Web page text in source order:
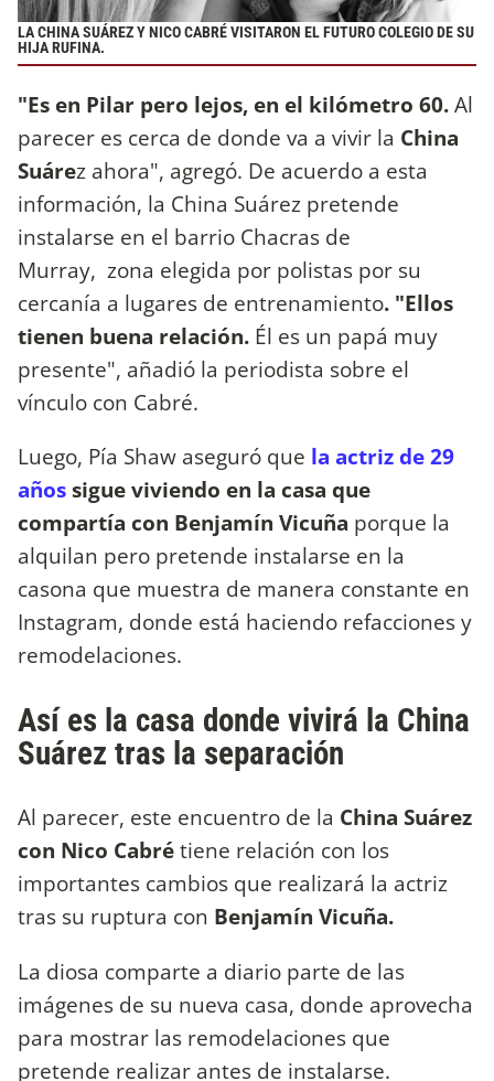
LA CHINA SUÁREZ Y NICO CABRÉ VISITARON EL FUTURO COLEGIO DE SU
HIJA RUFINA.
"Es en Pilar pero lejos, en el kilómetro 60.Al
parecer es cerca de donde va a vivir la China
Suárez ahora", agregó. De acuerdo a esta
información, la China Suárez pretende
instalarse en el barrio Chacras de
Murray, zona elegida por polistas por su
cercanía a lugares de entrenamiento. "Ellos
tienen buena relación. Él es un papá muy
presente", añadió la periodista sobre el
vínculo con Cabré.
Luego, Pía Shaw aseguró que la actriz de 29
añossigue viviendo en la casa que
compartía con Benjamín Vicuña porque la
alquilan pero pretende instalarse en la
casona que muestra de manera constante en
Instagram, donde está haciendo refacciones y
remodelaciones.
Así es la casa donde vivirá la China
Suárez tras la separación
Al parecer, este encuentro de la China Suárez
con Nico Cabrétiene relación con los
importantes cambios que realizará la actriz
tras su ruptura con Benjamín Vicuña.
La diosa comparte a diario parte de las
imágenes de su nueva casa, donde aprovecha
para mostrar las remodelaciones que
pretende realizar antes de instalarse.